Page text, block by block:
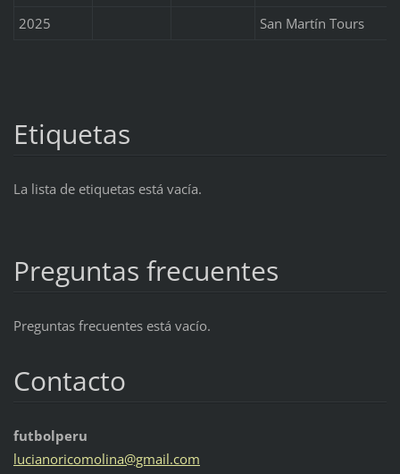
2025
San Martín Tours
Etiquetas
La lista de etiquetas está vacía.
Preguntas frecuentes
Preguntas frecuentes está vacío.
Contacto
futbolperu
lucianoricomolina@gmail.com